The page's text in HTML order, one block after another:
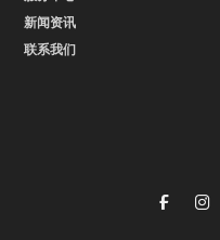
新闻资讯
联系我们